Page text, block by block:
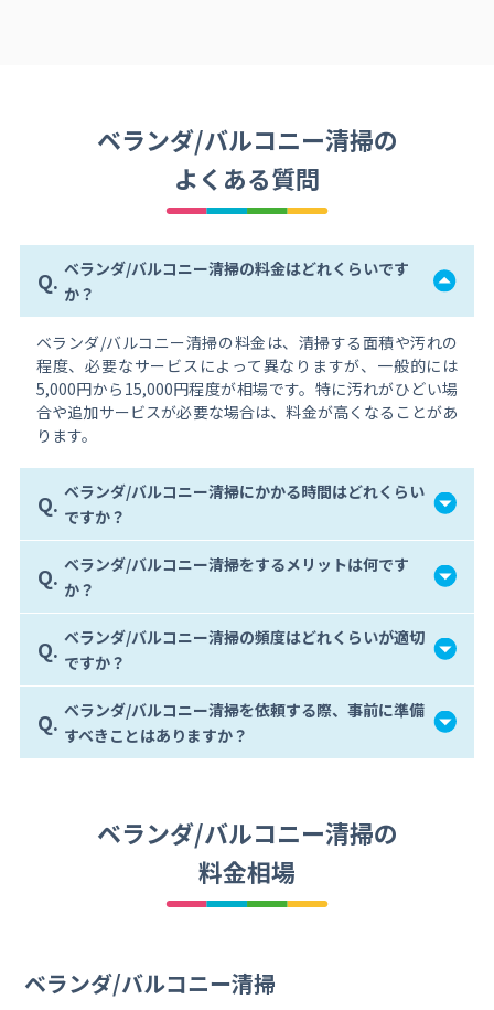
ベランダ/バルコニー清掃の
よくある質問
Q. ベランダ/バルコニー清掃の料金はどれくらいです
か？
ベランダ/バルコニー清掃の料金は、清掃する面積や汚れの
程度、必要なサービスによって異なりますが、一般的には
5,000円から15,000円程度が相場です。特に汚れがひどい場
合や追加サービスが必要な場合は、料金が高くなることがあ
ります。
Q. ベランダ/バルコニー清掃にかかる時間はどれくらい
ですか？
Q. ベランダ/バルコニー清掃をするメリットは何です
か？
Q. ベランダ/バルコニー清掃の頻度はどれくらいが適切
ですか？
Q. ベランダ/バルコニー清掃を依頼する際、事前に準備
すべきことはありますか？
ベランダ/バルコニー清掃の
料金相場
ベランダ/バルコニー清掃